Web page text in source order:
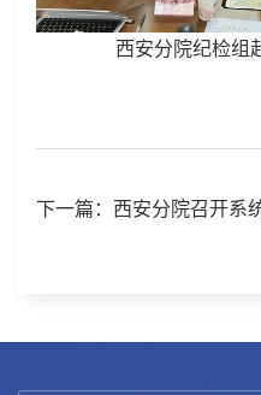
西安分院纪检组
下一篇：西安分院召开系